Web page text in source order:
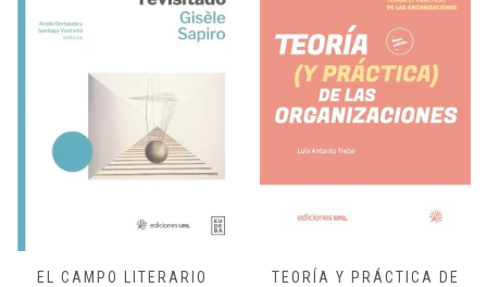
EL CAMPO LITERARIO
TEORÍA Y PRÁCTICA DE